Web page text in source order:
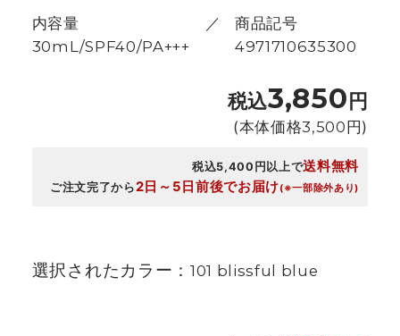
内容量
30mL/SPF40/PA+++
商品記号
4971710635300
税込3,850円
(本体価格3,500円)
税込5,400円以上で送料無料
ご注文完了から2日～5日前後でお届け(※一部除外あり)
選択されたカラー： 101 blissful blue